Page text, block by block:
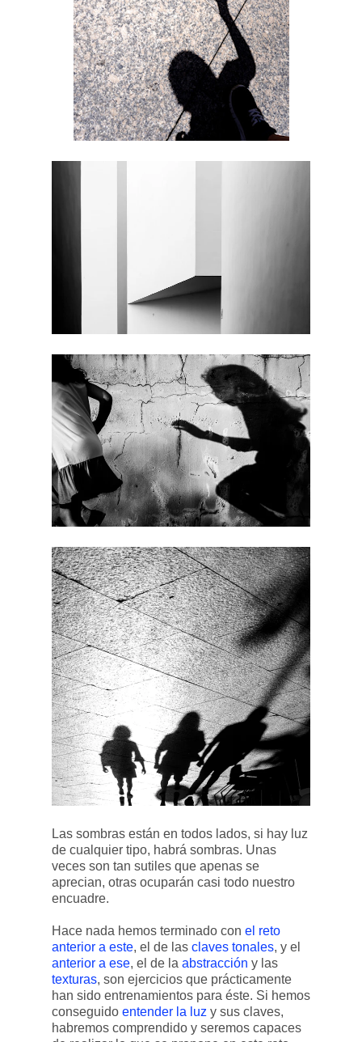
Las sombras están en todos lados, si hay luz
de cualquier tipo, habrá sombras. Unas
veces son tan sutiles que apenas se
aprecian, otras ocuparán casi todo nuestro
encuadre.
Hace nada hemos terminado con el reto
anterior a este, el de las claves tonales, y el
anterior a ese, el de la abstracción y las
texturas, son ejercicios que prácticamente
han sido entrenamientos para éste. Si hemos
conseguido entender la luz y sus claves,
habremos comprendido y seremos capaces